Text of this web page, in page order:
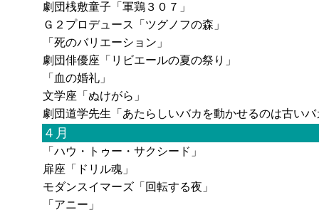
劇団桟敷童子「軍鶏３０７」
Ｇ２プロデュース「ツグノフの森」
「死のバリエーション」
劇団俳優座「リビエールの夏の祭り」
「血の婚礼」
文学座「ぬけがら」
劇団道学先生「あたらしいバカを動かせるのは古い
４月
「ハウ・トゥー・サクシード」
扉座「ドリル魂」
モダンスイマーズ「回転する夜」
「アニー」